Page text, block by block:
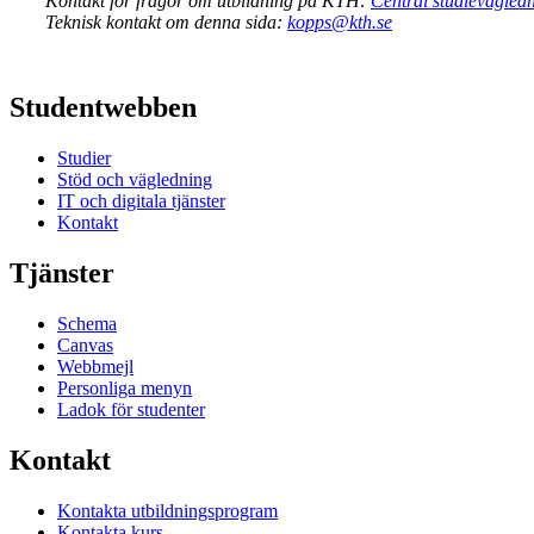
Teknisk kontakt om denna sida: kopps@kth.se
Studentwebben
Studier
Stöd och vägledning
IT och digitala tjänster
Kontakt
Tjänster
Schema
Canvas
Webbmejl
Personliga menyn
Ladok för studenter
Kontakt
Kontakta utbildningsprogram